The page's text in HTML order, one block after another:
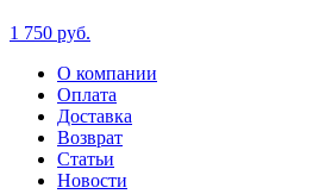
1 750 руб.
О компании
Оплата
Доставка
Возврат
Статьи
Новости